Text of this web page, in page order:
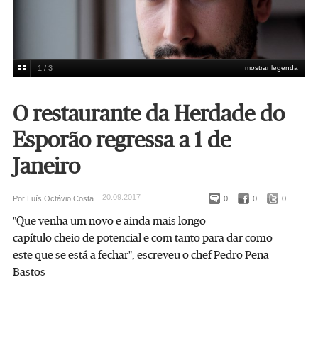
Manuel Gomes
mostrar legenda
1 / 3
O restaurante da Herdade do
Esporão regressa a 1 de
Janeiro
0 0 0
Por Luís Octávio Costa 20.09.2017
"Que venha um novo e ainda mais longo
capítulo cheio de potencial e com tanto para dar como
este que se está a fechar", escreveu o chef Pedro Pena
Bastos